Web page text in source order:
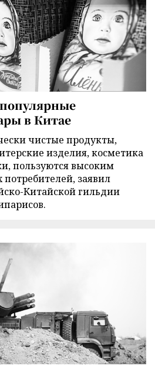
в Китае
чистые продукты,
изделия, косметика
пользуются высоким
заявил
Китайской гильдии